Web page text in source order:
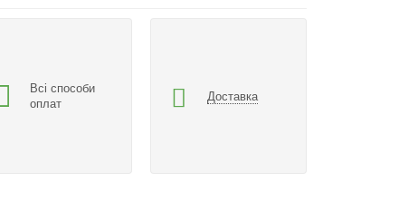
Всі способи
оплат
Доставка